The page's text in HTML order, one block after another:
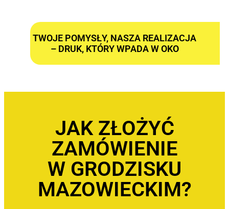
TWOJE POMYSŁY, NASZA REALIZACJA
– DRUK, KTÓRY WPADA W OKO
JAK ZŁOŻYĆ
ZAMÓWIENIE
W GRODZISKU
MAZOWIECKIM?